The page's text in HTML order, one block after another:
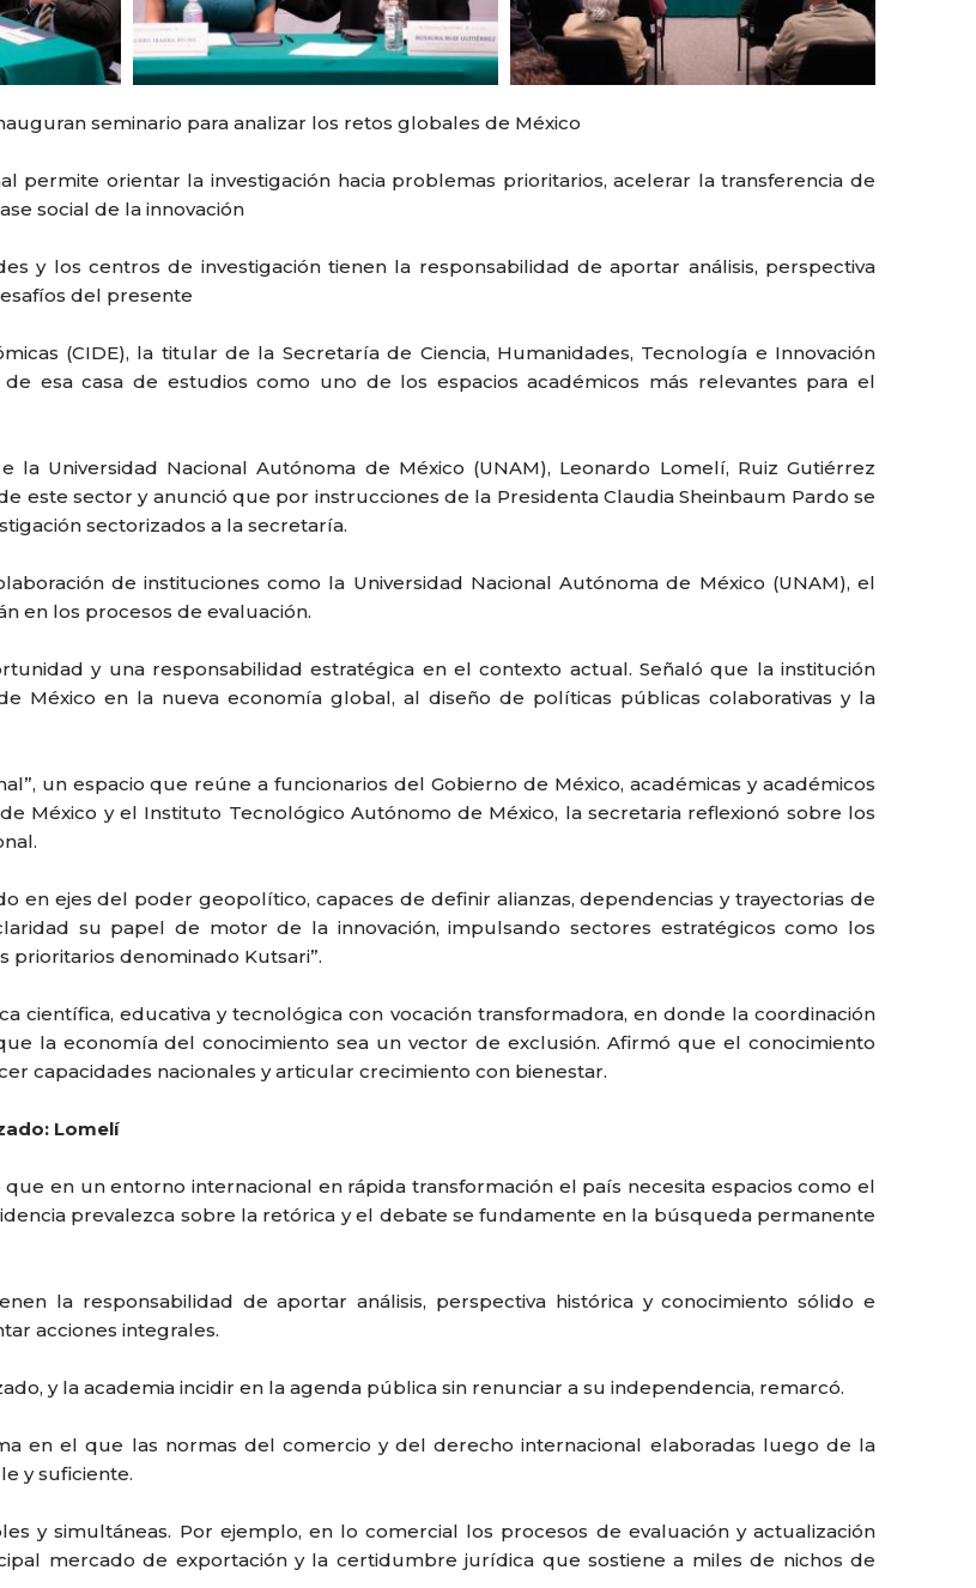
seminario para analizar los retos globales de México
permite orientar la investigación hacia problemas prioritarios, acelerar la transferencia de
social de la innovación
y los centros de investigación tienen la responsabilidad de aportar análisis, perspectiva
del presente
(CIDE), la titular de la Secretaría de Ciencia, Humanidades, Tecnología e Innovación
esa casa de estudios como uno de los espacios académicos más relevantes para el
Universidad Nacional Autónoma de México (UNAM), Leonardo Lomelí, Ruiz Gutiérrez
este sector y anunció que por instrucciones de la Presidenta Claudia Sheinbaum Pardo se
sectorizados a la secretaría.
de instituciones como la Universidad Nacional Autónoma de México (UNAM), el
en los procesos de evaluación.
y una responsabilidad estratégica en el contexto actual. Señaló que la institución
México en la nueva economía global, al diseño de políticas públicas colaborativas y la
un espacio que reúne a funcionarios del Gobierno de México, académicas y académicos
México y el Instituto Tecnológico Autónomo de México, la secretaria reflexionó sobre los
en ejes del poder geopolítico, capaces de definir alianzas, dependencias y trayectorias de
su papel de motor de la innovación, impulsando sectores estratégicos como los
prioritarios denominado Kutsari”.
científica, educativa y tecnológica con vocación transformadora, en donde la coordinación
la economía del conocimiento sea un vector de exclusión. Afirmó que el conocimiento
capacidades nacionales y articular crecimiento con bienestar.
Lomelí
en un entorno internacional en rápida transformación el país necesita espacios como el
prevalezca sobre la retórica y el debate se fundamente en la búsqueda permanente
la responsabilidad de aportar análisis, perspectiva histórica y conocimiento sólido e
acciones integrales.
y la academia incidir en la agenda pública sin renunciar a su independencia, remarcó.
en el que las normas del comercio y del derecho internacional elaboradas luego de la
y suficiente.
y simultáneas. Por ejemplo, en lo comercial los procesos de evaluación y actualización
mercado de exportación y la certidumbre jurídica que sostiene a miles de nichos de